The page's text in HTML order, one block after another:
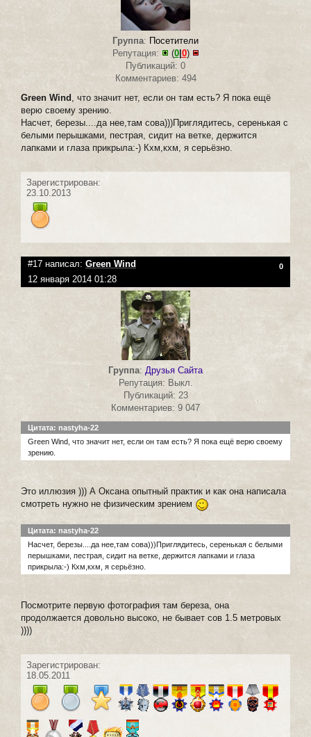
Группа: Посетители
Репутация:
(0|0)
Публикаций: 0
Комментариев: 494
Green Wind , что значит нет, если он там есть? Я пока ещё
верю своему зрению.
Насчет, березы....да нее,там сова)))Приглядитесь, серенькая с
белыми перышками, пестрая, сидит на ветке, держится
лапками и глаза прикрыла:-) Кхм,кхм, я серьёзно.
Зарегистрирован:
23.10.2013
#17 написал: Green Wind 0
12 января 2014 01:28
Группа: Друзья Сайта
Репутация: Выкл.
Публикаций: 23
Комментариев: 9 047
Цитата: nastyha-22
Green Wind, что значит нет, если он там есть? Я пока ещё верю своему
зрению.
Это иллюзия ))) А Оксана опытный практик и как она написала
смотреть нужно не физическим зрением
Цитата: nastyha-22
Насчет, березы....да нее,там сова)))Приглядитесь, серенькая с белыми
перышками, пестрая, сидит на ветке, держится лапками и глаза
прикрыла:-) Кхм,кхм, я серьёзно.
Посмотрите первую фотография там береза, она
продолжается довольно высоко, не бывает сов 1.5 метровых
))))
Зарегистрирован:
18.05.2011